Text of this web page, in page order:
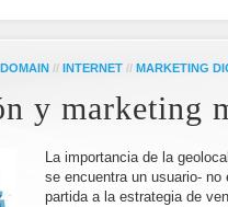
// INTERNET // MARKETING
y marketing
La importancia de la
se encuentra un usuario-
partida a la estrategia de